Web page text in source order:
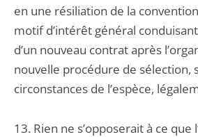
en une résiliation de la
motif d’intérêt général
d’un nouveau contrat après
nouvelle procédure de sélection,
circonstances de l’espèce,
13. Rien ne s’opposerait à ce que